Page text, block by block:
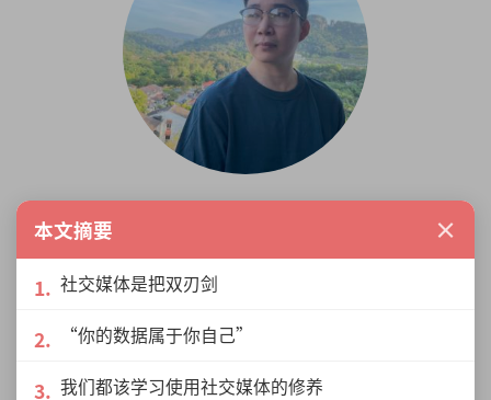
编辑、猫奴、伪文中、废中为八只毛孩，
甘于过着斜杠生活，并透过影视作品及阅
读，跃入另一个人生的故事，借此充电。
本文摘要 ×
社交媒体是把双刃剑
“你的数据属于你自己”
我们都该学习使用社交媒体的修养